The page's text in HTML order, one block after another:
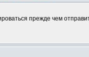
прежде чем